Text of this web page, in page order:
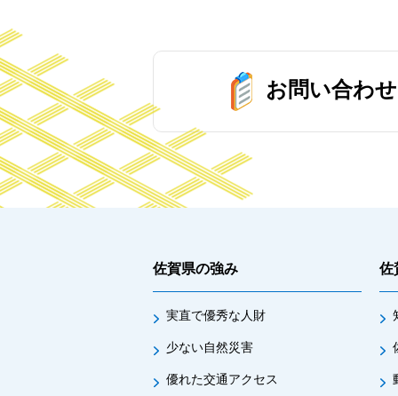
お問い合わ
佐賀県の強み
実直で優秀な人財
少ない自然災害
優れた交通アクセス
佐